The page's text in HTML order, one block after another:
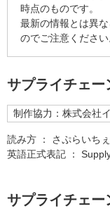
時点のものです。
最新の情報とは異
のでご注意ください
サプライチェー
制作協力：株式会社
読み方 ： さぷらいち
英語正式表記 ：
サプライチェー